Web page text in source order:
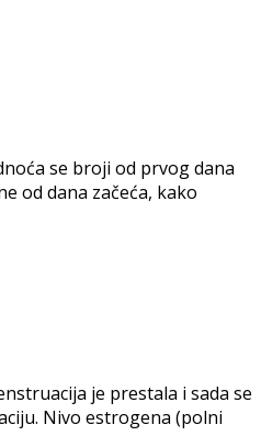
se broji od prvog dana
od dana začeća, kako
je prestala i sada se
Nivo estrogena (polni